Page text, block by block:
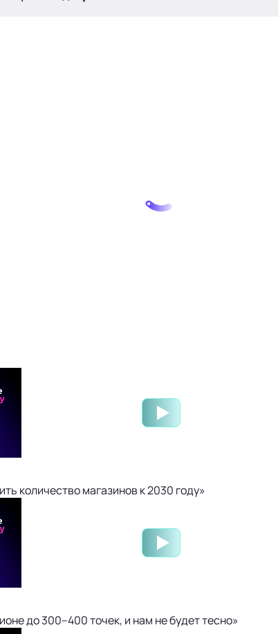
количество магазинов к 2030 году»
до 300–400 точек, и нам не будет тесно»